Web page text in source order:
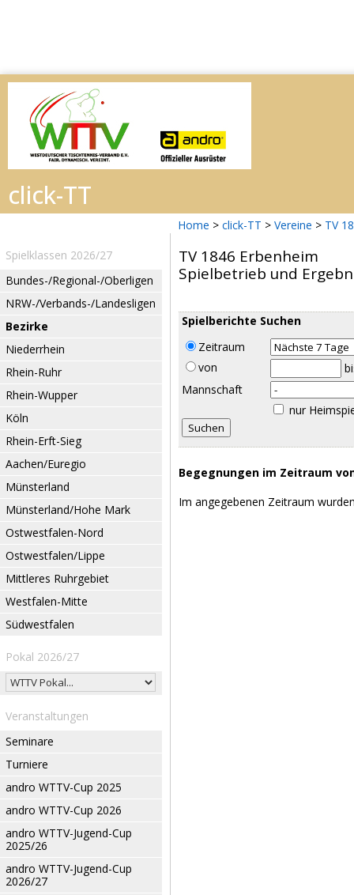
Home > click-TT > Vereine > TV
Spielklassen 2026/27
Bundes-/Regional-/Oberligen
NRW-/Verbands-/Landesligen
Bezirke
Niederrhein
Rhein-Ruhr
Rhein-Wupper
Köln
Rhein-Erft-Sieg
Aachen/Euregio
Münsterland
Münsterland/Hohe Mark
Ostwestfalen-Nord
Ostwestfalen/Lippe
Mittleres Ruhrgebiet
Westfalen-Mitte
Südwestfalen
Pokal 2026/27
Veranstaltungen
Seminare
Turniere
andro WTTV-Cup 2025
andro WTTV-Cup 2026
andro WTTV-Jugend-Cup
2025/26
andro WTTV-Jugend-Cup
2026/27
TV 1846 Erbenheim
Spielbetrieb und
Spielberichte Suchen
Zeitraum
von
Mannschaft
nur
Begegnungen im Zeitraum
Im angegebenen Zeitraum